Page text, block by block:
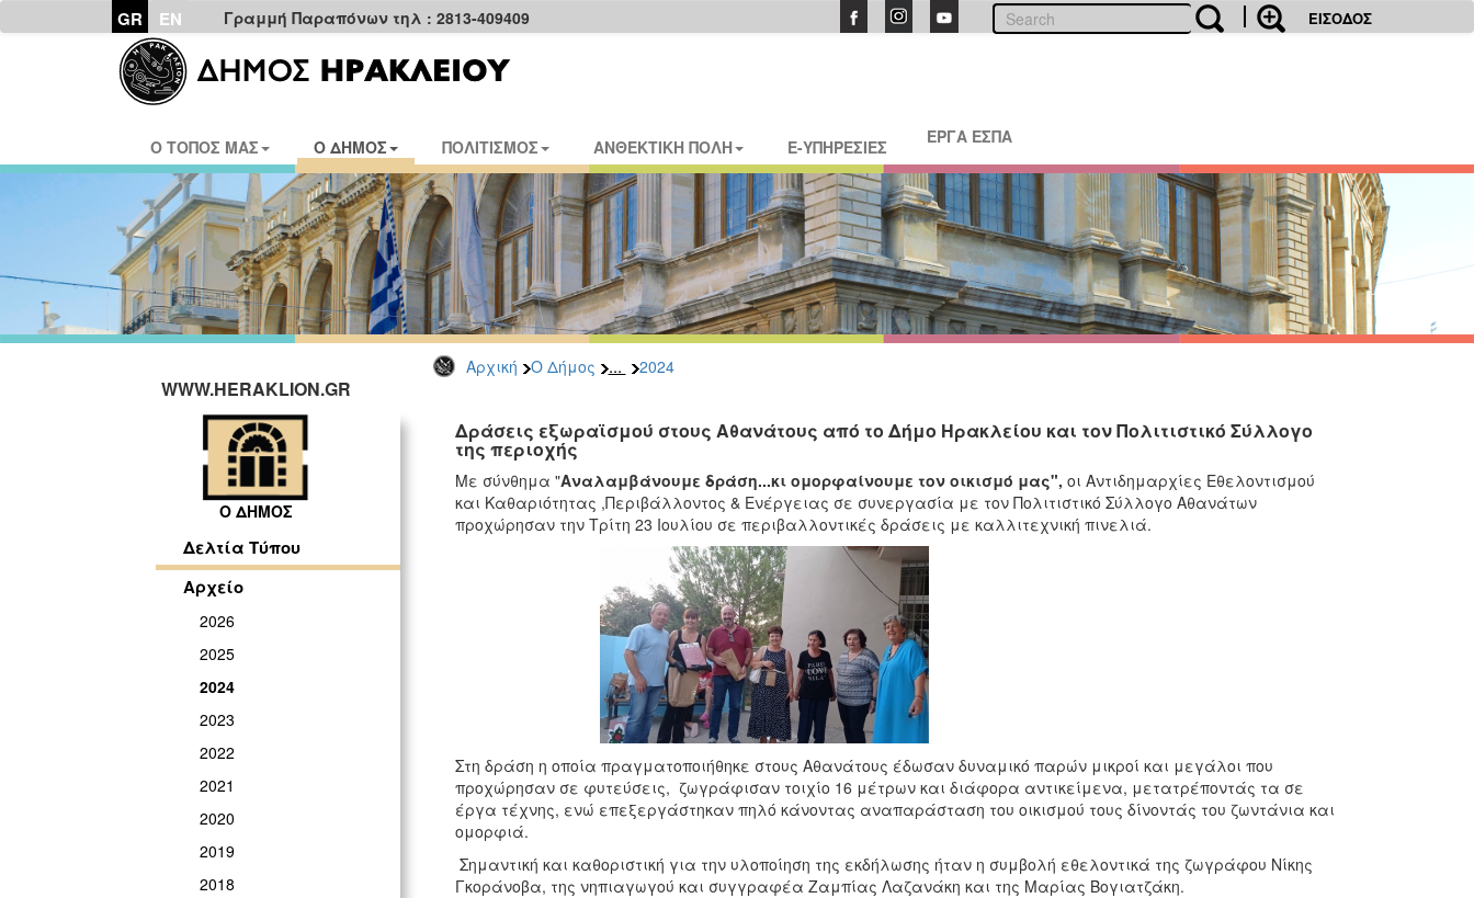
GR EN Γραμμή Παραπόνων τηλ : 2813-409409 ΕΙΣΟΔΟΣ
Ο ΤΟΠΟΣ ΜΑΣ Ο ΔΗΜΟΣ ΠΟΛΙΤΙΣΜΟΣ ΑΝΘΕΚΤΙΚΗ ΠΟΛΗ E-ΥΠΗΡΕΣΙΕΣ ΕΡΓΑ ΕΣΠΑ
Αρχική Ο Δήμος ... 2024
WWW.HERAKLION.GR
Ο ΔΗΜΟΣ
Δελτία Τύπου
Αρχείο
2026
2025
2024
2023
2022
2021
2020
2019
2018
Δράσεις εξωραϊσμού στους Αθανάτους από το Δήμο Ηρακλείου και τον Πολιτιστικό Σύλλογο
της περιοχής
Με σύνθημα "Αναλαμβάνουμε δράση...κι ομορφαίνουμε τον οικισμό μας", οι Αντιδημαρχίες Εθελοντισμού
και Καθαριότητας ,Περιβάλλοντος & Ενέργειας σε συνεργασία με τον Πολιτιστικό Σύλλογο Αθανάτων
προχώρησαν την Τρίτη 23 Ιουλίου σε περιβαλλοντικές δράσεις με καλλιτεχνική πινελιά.
Στη δράση η οποία πραγματοποιήθηκε στους Αθανάτους έδωσαν δυναμικό παρών μικροί και μεγάλοι που
προχώρησαν σε φυτεύσεις, ζωγράφισαν τοιχίο 16 μέτρων και διάφορα αντικείμενα, μετατρέποντάς τα σε
έργα τέχνης, ενώ επεξεργάστηκαν πηλό κάνοντας αναπαράσταση του οικισμού τους δίνοντάς του ζωντάνια και
ομορφιά.
Σημαντική και καθοριστική για την υλοποίηση της εκδήλωσης ήταν η συμβολή εθελοντικά της ζωγράφου Νίκης
Γκοράνοβα, της νηπιαγωγού και συγγραφέα Ζαμπίας Λαζανάκη και της Μαρίας Βογιατζάκη.